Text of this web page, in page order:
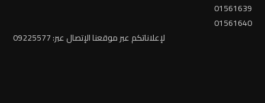
01561639
01561640
لإعلاناتكم عبر موقعنا الإتصال عبر: 09225577